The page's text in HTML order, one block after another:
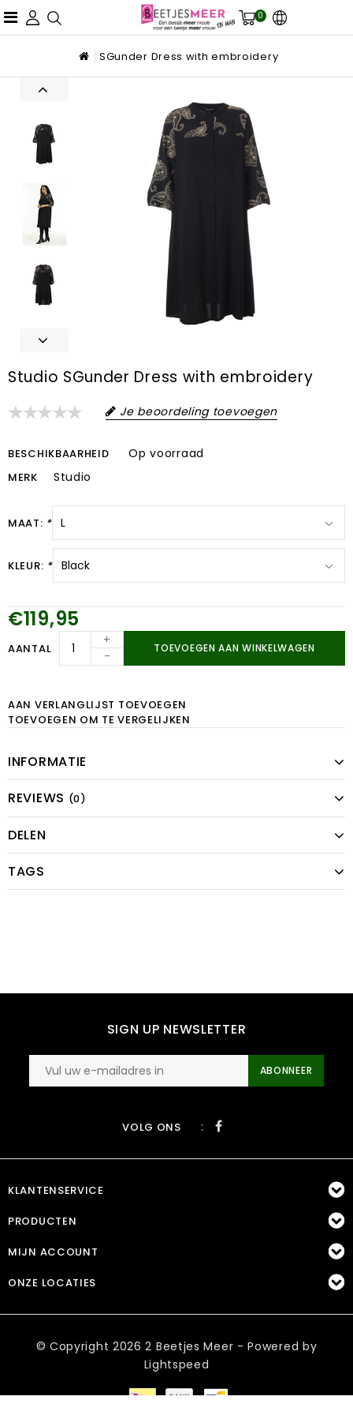
0
SGunder Dress with embroidery
Studio SGunder Dress with embroidery
Je beoordeling toevoegen
BESCHIKBAARHEID Op voorraad
MERK Studio
MAAT: *
KLEUR: *
€119,95
AANTAL
+
-
TOEVOEGEN AAN WINKELWAGEN
AAN VERLANGLIJST TOEVOEGEN
TOEVOEGEN OM TE VERGELIJKEN
INFORMATIE
REVIEWS (0)
DELEN
TAGS
SIGN UP NEWSLETTER
ABONNEER
VOLG ONS :
KLANTENSERVICE
PRODUCTEN
MIJN ACCOUNT
ONZE LOCATIES
© Copyright 2026 2 Beetjes Meer - Powered by
Lightspeed